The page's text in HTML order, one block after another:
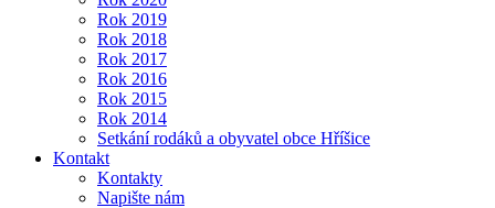
Rok 2019
Rok 2018
Rok 2017
Rok 2016
Rok 2015
Rok 2014
Setkání rodáků a obyvatel obce Hříšice
Kontakt
Kontakty
Napište nám